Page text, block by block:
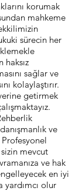
korumak
mahkeme
sürecin her
sağlar ve
kolaylaştırır.
getirmek
ve
mevcut
ve hak
en iyi
yardımcı olur